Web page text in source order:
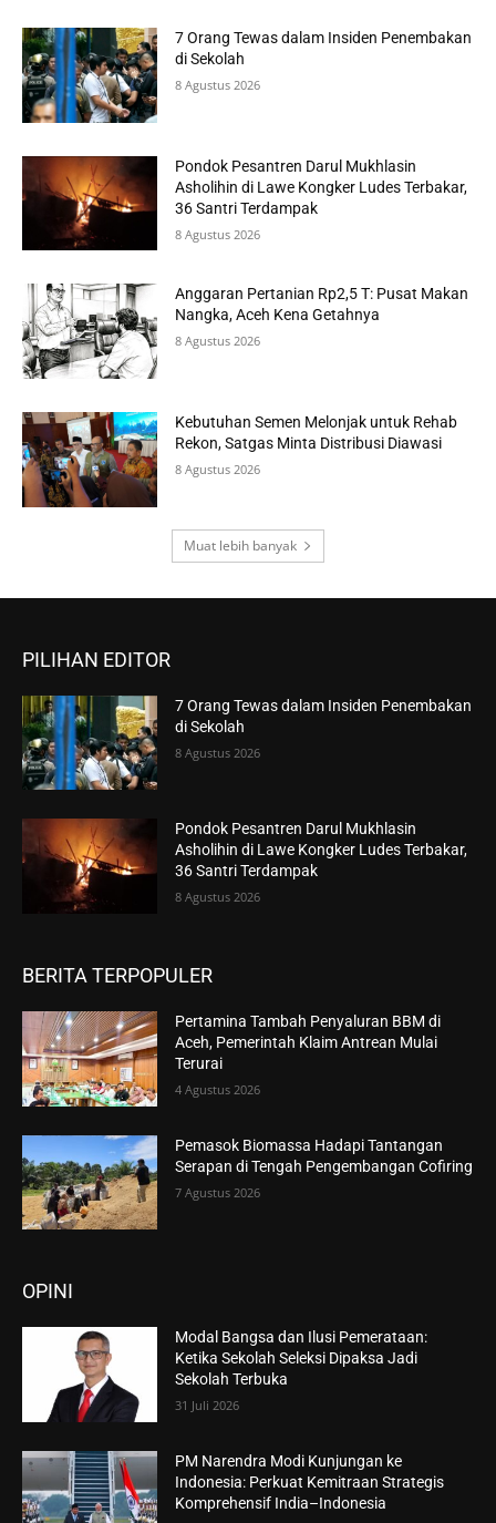
7 Orang Tewas dalam Insiden Penembakan
di Sekolah
8 Agustus 2026
Pondok Pesantren Darul Mukhlasin
Asholihin di Lawe Kongker Ludes Terbakar,
36 Santri Terdampak
8 Agustus 2026
Anggaran Pertanian Rp2,5 T: Pusat Makan
Nangka, Aceh Kena Getahnya
8 Agustus 2026
Kebutuhan Semen Melonjak untuk Rehab
Rekon, Satgas Minta Distribusi Diawasi
8 Agustus 2026
Muat lebih banyak
PILIHAN EDITOR
7 Orang Tewas dalam Insiden Penembakan
di Sekolah
8 Agustus 2026
Pondok Pesantren Darul Mukhlasin
Asholihin di Lawe Kongker Ludes Terbakar,
36 Santri Terdampak
8 Agustus 2026
BERITA TERPOPULER
Pertamina Tambah Penyaluran BBM di
Aceh, Pemerintah Klaim Antrean Mulai
Terurai
4 Agustus 2026
Pemasok Biomassa Hadapi Tantangan
Serapan di Tengah Pengembangan Cofiring
7 Agustus 2026
OPINI
Modal Bangsa dan Ilusi Pemerataan:
Ketika Sekolah Seleksi Dipaksa Jadi
Sekolah Terbuka
31 Juli 2026
PM Narendra Modi Kunjungan ke
Indonesia: Perkuat Kemitraan Strategis
Komprehensif India–Indonesia